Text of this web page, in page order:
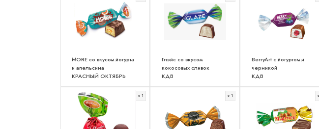
MORE со вкусом йогурта
и апельсина
КРАСНЫЙ ОКТЯБРЬ
Глэйс со вкусом
кокосовых сливок
КДВ
BerryArt c йогуртом и
черникой
КДВ
x 1 x 1